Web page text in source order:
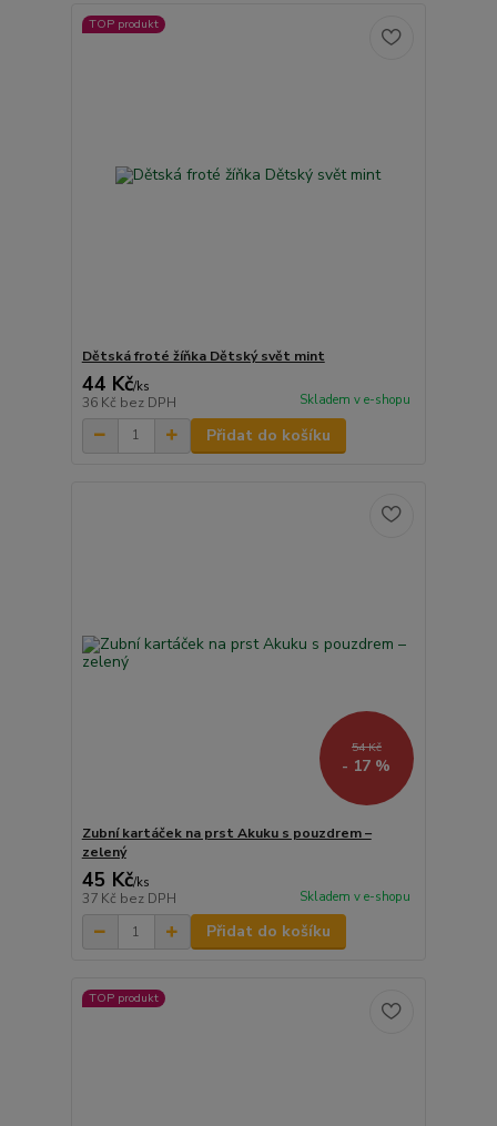
TOP produkt
Dětská froté žíňka Dětský svět mint
44 Kč/ks
36 Kč bez DPH Skladem v e-shopu
Přidat do košíku
54 Kč
- 17 %
Zubní kartáček na prst Akuku s pouzdrem –
zelený
45 Kč/ks
37 Kč bez DPH Skladem v e-shopu
Přidat do košíku
TOP produkt